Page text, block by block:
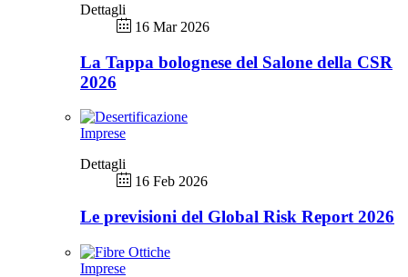
Dettagli
16 Mar 2026
La Tappa bolognese del Salone della CSR
2026
Imprese
Dettagli
16 Feb 2026
Le previsioni del Global Risk Report 2026
Imprese